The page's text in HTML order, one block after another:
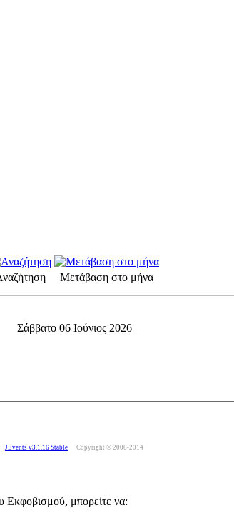
Μετάβαση στο μήνα
Σάββατο 06 Ιούνιος 2026
JEvents v3.1.16 Stable Copyright © 2006-2014
Εκφοβισμού, μπορείτε να: